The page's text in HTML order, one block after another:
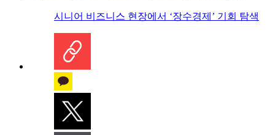
시니어 비즈니스 현장에서 ‘장수경제’ 기회 탐색